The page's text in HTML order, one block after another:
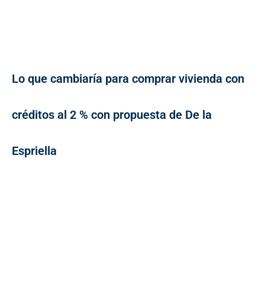
Lo que cambiaría para comprar vivienda con
créditos al 2 % con propuesta de De la
Espriella